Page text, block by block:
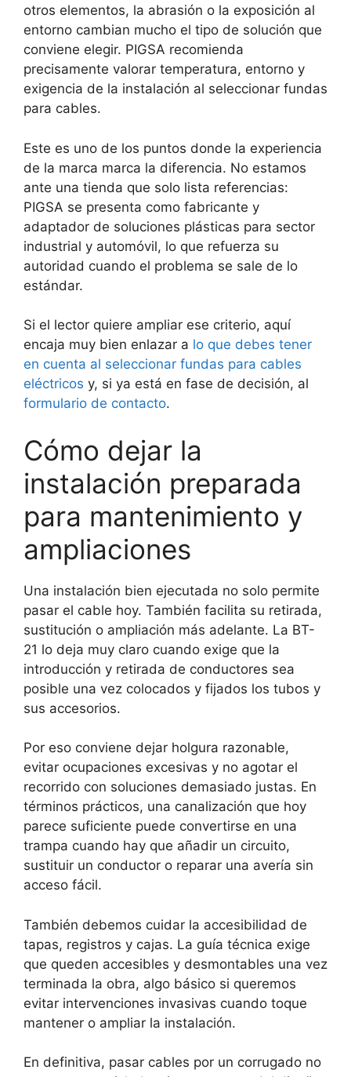
otros elementos, la abrasión o la exposición al
entorno cambian mucho el tipo de solución que
conviene elegir. PIGSA recomienda
precisamente valorar temperatura, entorno y
exigencia de la instalación al seleccionar fundas
para cables.
Este es uno de los puntos donde la experiencia
de la marca marca la diferencia. No estamos
ante una tienda que solo lista referencias:
PIGSA se presenta como fabricante y
adaptador de soluciones plásticas para sector
industrial y automóvil, lo que refuerza su
autoridad cuando el problema se sale de lo
estándar.
Si el lector quiere ampliar ese criterio, aquí
encaja muy bien enlazar a lo que debes tener
en cuenta al seleccionar fundas para cables
eléctricos y, si ya está en fase de decisión, al
formulario de contacto.
Cómo dejar la
instalación preparada
para mantenimiento y
ampliaciones
Una instalación bien ejecutada no solo permite
pasar el cable hoy. También facilita su retirada,
sustitución o ampliación más adelante. La BT-
21 lo deja muy claro cuando exige que la
introducción y retirada de conductores sea
posible una vez colocados y fijados los tubos y
sus accesorios.
Por eso conviene dejar holgura razonable,
evitar ocupaciones excesivas y no agotar el
recorrido con soluciones demasiado justas. En
términos prácticos, una canalización que hoy
parece suficiente puede convertirse en una
trampa cuando hay que añadir un circuito,
sustituir un conductor o reparar una avería sin
acceso fácil.
También debemos cuidar la accesibilidad de
tapas, registros y cajas. La guía técnica exige
que queden accesibles y desmontables una vez
terminada la obra, algo básico si queremos
evitar intervenciones invasivas cuando toque
mantener o ampliar la instalación.
En definitiva, pasar cables por un corrugado no